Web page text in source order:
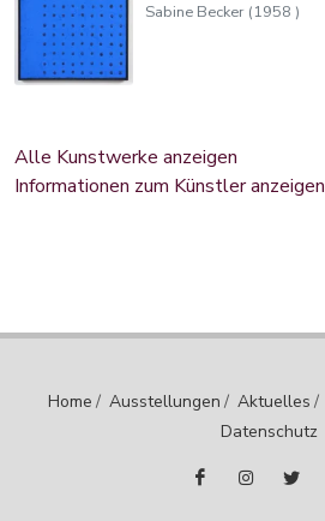
Sabine Becker (1958 )
Alle Kunstwerke anzeigen
Informationen zum Künstler anzeigen
Home / Ausstellungen / Aktuelles /
Datenschutz